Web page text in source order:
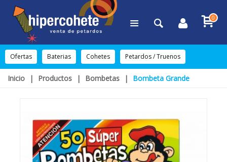
0
Ofertas Baterias Cohetes Petardos / Truenos
Inicio | Productos | Bombetas | Bombeta Grande